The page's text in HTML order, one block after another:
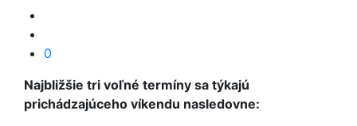
0
Najbližšie tri voľné termíny sa týkajú
prichádzajúceho víkendu nasledovne: